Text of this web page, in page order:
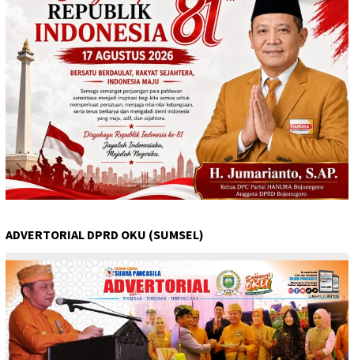
ADVERTORIAL DPRD OKU (SUMSEL)